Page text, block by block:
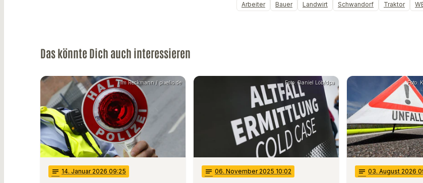
Arbeiter Bauer Landwirt Schwandorf Traktor
Das könnte Dich auch interessieren
Tim Reckmann / pixelio.de
notes 14. Januar 2026 09:25
Foto: Daniel Löb/dpa
notes 06. November 2025 10:02
Foto:
notes 03. August 2026